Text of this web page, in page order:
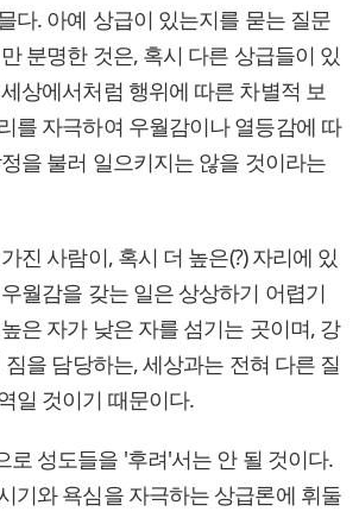
다. 아예 상급이 있는지를 묻는 질문
분명한 것은, 혹시 다른 상급들이 있
상에서처럼 행위에 따른 차별적 보
를 자극하여 우월감이나 열등감에 따
을 불러 일으키지는 않을 것이라는
진 사람이, 혹시 더 높은(?) 자리에 있
월감을 갖는 일은 상상하기 어렵기
은 자가 낮은 자를 섬기는 곳이며, 강
을 담당하는, 세상과는 전혀 다른 질
일 것이기 때문이다.
로 성도들을 '후려'서는 안 될 것이다.
기와 욕심을 자극하는 상급론에 휘둘